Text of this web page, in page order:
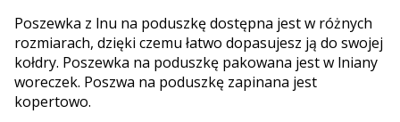
Poszewka z lnu na poduszkę dostępna jest w różnych
rozmiarach, dzięki czemu łatwo dopasujesz ją do swojej
kołdry. Poszewka na poduszkę pakowana jest w lniany
woreczek. Poszwa na poduszkę zapinana jest
kopertowo.